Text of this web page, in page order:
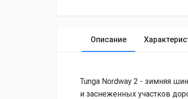
Описание
Tunga Nordway 2 - зимняя
и заснеженных участков